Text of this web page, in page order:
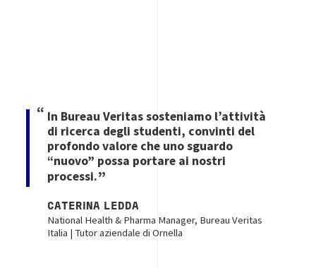
In Bureau Veritas sosteniamo l’attività
di ricerca degli studenti, convinti del
profondo valore che uno sguardo
“nuovo” possa portare ai nostri
processi.
CATERINA LEDDA
National Health & Pharma Manager, Bureau Veritas
Italia | Tutor aziendale di Ornella